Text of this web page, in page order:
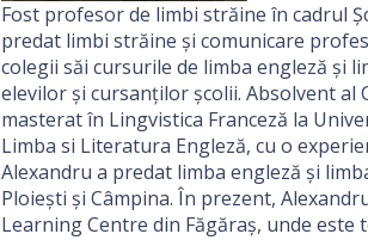
Fost profesor de limbi străine în cadrul
predat limbi străine și comunicare
colegii săi cursurile de limba engleză și
elevilor și cursanților școlii. Absolvent al
masterat în Lingvistica Franceză la
Limba si Literatura Engleză, cu o
Alexandru a predat limba engleză și
Ploiești și Câmpina. În prezent,
Learning Centre din Făgăraș, unde